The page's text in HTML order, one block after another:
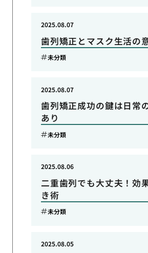
歯列矯正とマスク生活の
2025.08.07
未分類
歯列矯正成功の鍵は日常
あり
2025.08.07
未分類
二重歯列でも大丈夫！効
き術
2025.08.06
未分類
2025.08.05